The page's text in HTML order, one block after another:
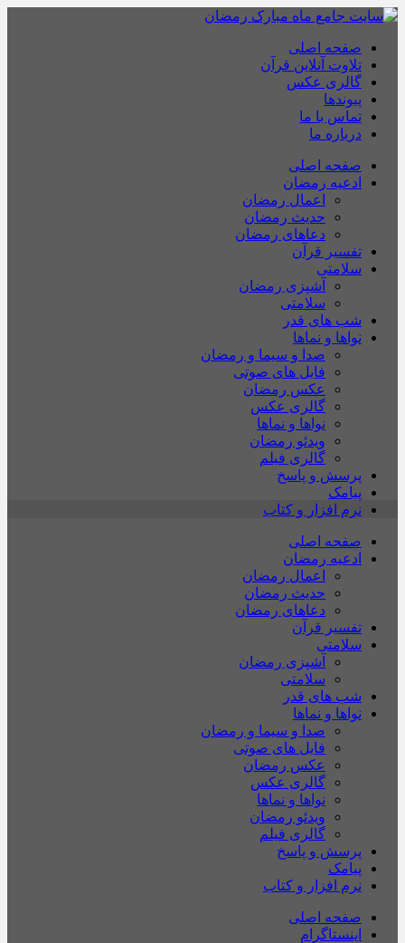
صفحه اصلی
تلاوت آنلاین قرآن
گالری عکس
پیوندها
تماس با ما
درباره ما
صفحه اصلی
ادعیه رمضان
اعمال رمضان
حدیث رمضان
دعاهای رمضان
تفسیر قرآن
سلامتی
آشپزی رمضان
سلامتی
شب های قدر
نواها و نماها
صدا و سیما و رمضان
فایل های صوتی
عکس رمضان
گالری عکس
نواها و نماها
ویدئو رمضان
گالری فیلم
پرسش و پاسخ
پیامک
نرم افزار و کتاب
صفحه اصلی
ادعیه رمضان
اعمال رمضان
حدیث رمضان
دعاهای رمضان
تفسیر قرآن
سلامتی
آشپزی رمضان
سلامتی
شب های قدر
نواها و نماها
صدا و سیما و رمضان
فایل های صوتی
عکس رمضان
گالری عکس
نواها و نماها
ویدئو رمضان
گالری فیلم
پرسش و پاسخ
پیامک
نرم افزار و کتاب
صفحه اصلی
اینستاگرام